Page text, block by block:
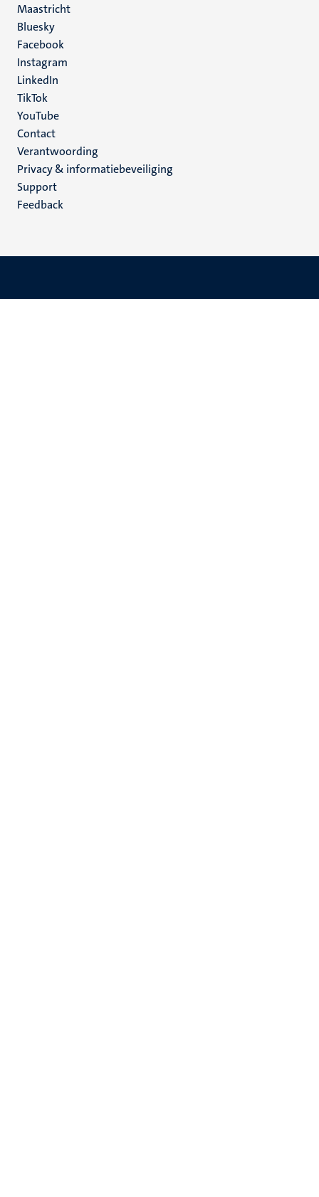
Maastricht
Social
media
Bluesky
Facebook
Instagram
LinkedIn
TikTok
YouTube
Menu
footer
(NL)
Contact
Verantwoording
Privacy & informatiebeveiliging
Support
Feedback